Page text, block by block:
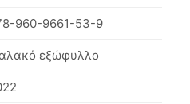
960-9661-53-9
εξώφυλλο